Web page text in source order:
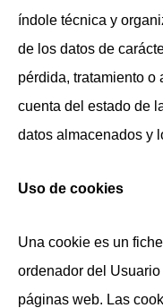
índole técnica y
de los datos de
pérdida, tratamiento o
cuenta del estado de
datos almacenados y
Uso de cookies
Una cookie es un
ordenador del
páginas web. Las